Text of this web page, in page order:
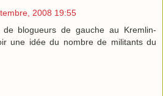
2008 19:55
blogueurs de gauche au Kremlin-
une idée du nombre de militants du